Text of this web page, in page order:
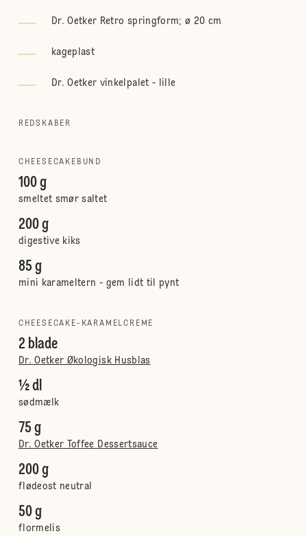
Dr. Oetker Retro springform; ø 20 cm
kageplast
Dr. Oetker vinkelpalet - lille
REDSKABER
CHEESECAKEBUND
100 g
smeltet smør saltet
200 g
digestive kiks
85 g
mini karameltern - gem lidt til pynt
CHEESECAKE-KARAMELCREME
2 blade
Dr. Oetker Økologisk Husblas
½ dl
sødmælk
75 g
Dr. Oetker Toffee Dessertsauce
200 g
flødeost neutral
50 g
flormelis